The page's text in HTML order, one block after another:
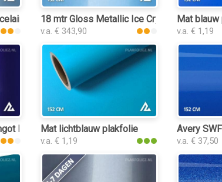
Blue 3245 plakfolie
18 mtr Gloss Metallic Ice Crystal Blue
v.a. € 343,90
Mat
v.a. € 1,19
Blue 3149 plakfolie
Mat lichtblauw plakfolie
v.a. € 1,19
Avery
v.a. € 37,50